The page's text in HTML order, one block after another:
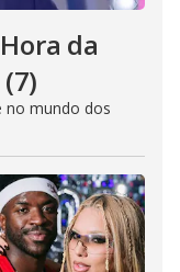
da
no mundo dos